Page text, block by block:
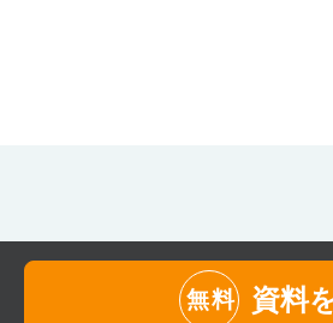
無料 資料